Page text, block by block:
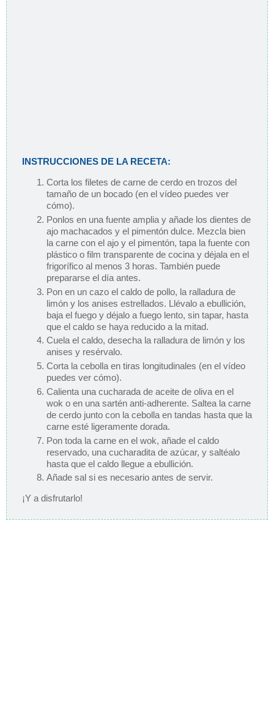
INSTRUCCIONES DE LA RECETA:
Corta los filetes de carne de cerdo en trozos del
tamaño de un bocado (en el vídeo puedes ver
cómo).
Ponlos en una fuente amplia y añade los dientes de
ajo machacados y el pimentón dulce. Mezcla bien
la carne con el ajo y el pimentón, tapa la fuente con
plástico o film transparente de cocina y déjala en el
frigorífico al menos 3 horas. También puede
prepararse el día antes.
Pon en un cazo el caldo de pollo, la ralladura de
limón y los anises estrellados. Llévalo a ebullición,
baja el fuego y déjalo a fuego lento, sin tapar, hasta
que el caldo se haya reducido a la mitad.
Cuela el caldo, desecha la ralladura de limón y los
anises y resérvalo.
Corta la cebolla en tiras longitudinales (en el vídeo
puedes ver cómo).
Calienta una cucharada de aceite de oliva en el
wok o en una sartén anti-adherente. Saltea la carne
de cerdo junto con la cebolla en tandas hasta que la
carne esté ligeramente dorada.
Pon toda la carne en el wok, añade el caldo
reservado, una cucharadita de azúcar, y saltéalo
hasta que el caldo llegue a ebullición.
Añade sal si es necesario antes de servir.
¡Y a disfrutarlo!